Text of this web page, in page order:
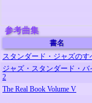
参考曲集
書名
スタンダード・ジャズのす
ジャズ・スタンダード・バ
2
The Real Book Volume V